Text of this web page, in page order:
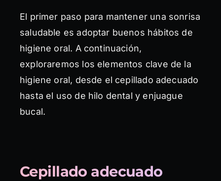
El primer paso para mantener una sonrisa
saludable es adoptar buenos hábitos de
higiene oral. A continuación,
exploraremos los elementos clave de la
higiene oral, desde el cepillado adecuado
hasta el uso de hilo dental y enjuague
bucal.
Cepillado adecuado